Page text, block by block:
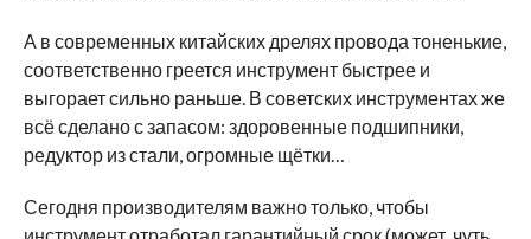
А в современных китайских дрелях провода тоненькие,
соответственно греется инструмент быстрее и
выгорает сильно раньше. В советских инструментах же
всё сделано с запасом: здоровенные подшипники,
редуктор из стали, огромные щётки…
Сегодня производителям важно только, чтобы
инструмент отработал гарантийный срок (может, чуть